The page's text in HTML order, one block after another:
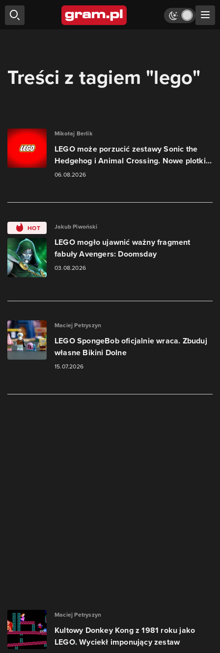
Treści z tagiem "lego"
Mikołaj Berlik
LEGO może porzucić zestawy Sonic the
Hedgehog i Animal Crossing. Nowe plotki...
06.08.2026
HOT Jakub Piwoński
LEGO mogło ujawnić ważny fragment
fabuły Avengers: Doomsday
03.08.2026
Maciej Petryszyn
LEGO SpongeBob oficjalnie wraca. Zbuduj
własne Bikini Dolne
15.07.2026
Maciej Petryszyn
Kultowy Donkey Kong z 1981 roku jako
LEGO. Wyciekł imponujący zestaw